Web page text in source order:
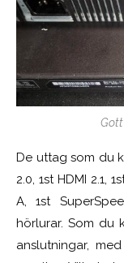
De uttag som du
2.0, 1st HDMI 2.1,
A, 1st
hörlurar. Som du
anslutningar,